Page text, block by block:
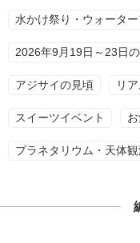
水かけ祭り・ウォーター
2026年9月19日～23日
アジサイの見頃 リ
スイーツイベント
プラネタリウム・天体観